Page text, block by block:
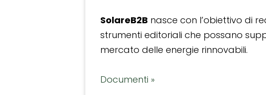
SolareB2B nasce con l’obiettivo di
strumenti editoriali che possano
mercato delle energie rinnovabili.
Documenti »